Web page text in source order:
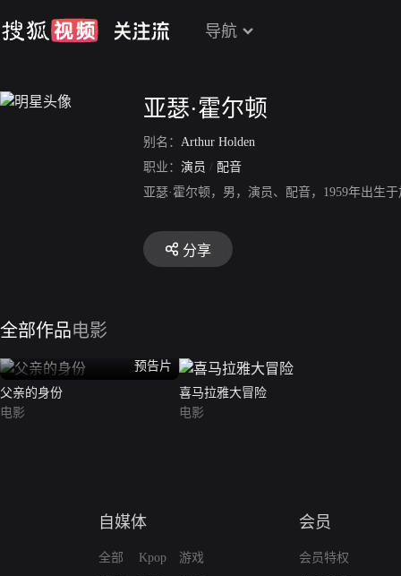
导航
亚瑟·霍尔顿
别名： Arthur Holden
职业： 演员 / 配音
亚瑟·霍尔顿，男，演员、配音，1959年出生
分享
全部作品电影
预告片
父亲的身份
电影
喜马拉雅大冒险
电影
自媒体
全部
Kpop
游戏
会员
会员特权